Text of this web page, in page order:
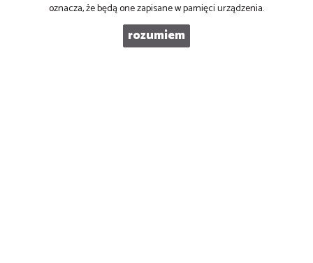
41-600 ŚWIĘTOCHŁOWICE, ul. POCZTOWA 9
oznacza, że będą one zapisane w pamięci urządzenia.
rozumiem